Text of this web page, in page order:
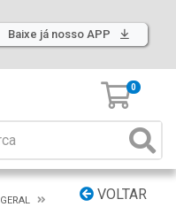
Baixe já nosso APP
0
VOLTAR
GERAL